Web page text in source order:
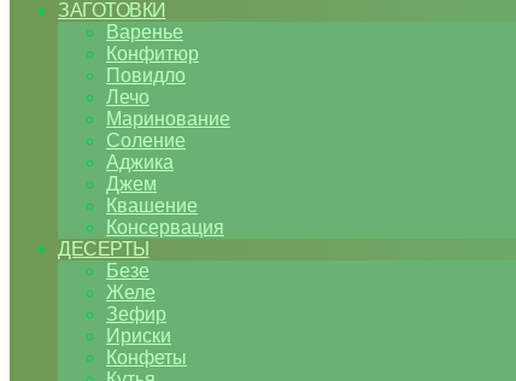
ЗАГОТОВКИ
Варенье
Конфитюр
Повидло
Лечо
Маринование
Соление
Аджика
Джем
Квашение
Консервация
ДЕСЕРТЫ
Безе
Желе
Зефир
Ириски
Конфеты